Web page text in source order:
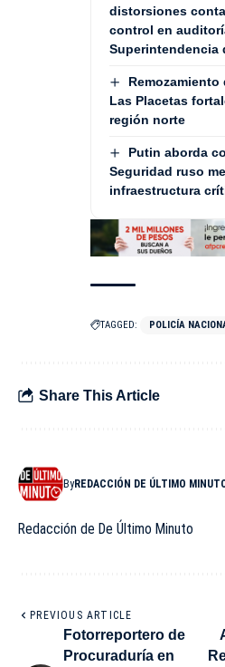
distorsiones
control en
Superintendencia
Las Placetas
región norte
Putin aborda
Seguridad ruso
infraestructura
TAGGED: POLICÍA
Share This Article
ByREDACCIÓN DE ÚLTIMO
Redacción de De Último Minuto
PREVIOUS ARTICLE
Fotorreportero de
Procuraduría en